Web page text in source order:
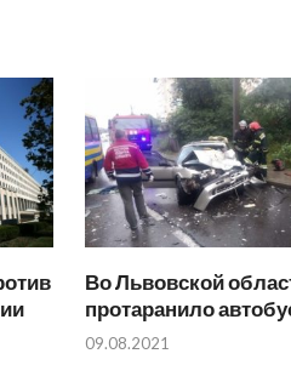
Во Львовской
протаранило
09.08.2021